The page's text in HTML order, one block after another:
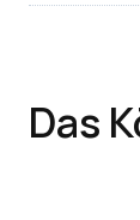
Das